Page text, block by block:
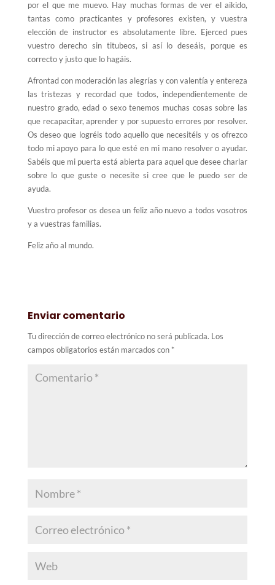
por el que me muevo. Hay muchas formas de ver el aikido,
tantas como practicantes y profesores existen, y vuestra
elección de instructor es absolutamente libre. Ejerced pues
vuestro derecho sin titubeos, si así lo deseáis, porque es
correcto y justo que lo hagáis.
Afrontad con moderación las alegrías y con valentía y entereza
las tristezas y recordad que todos, independientemente de
nuestro grado, edad o sexo tenemos muchas cosas sobre las
que recapacitar, aprender y por supuesto errores por resolver.
Os deseo que logréis todo aquello que necesitéis y os ofrezco
todo mi apoyo para lo que esté en mi mano resolver o ayudar.
Sabéis que mi puerta está abierta para aquel que desee charlar
sobre lo que guste o necesite si cree que le puedo ser de
ayuda.
Vuestro profesor os desea un feliz año nuevo a todos vosotros
y a vuestras familias.
Feliz año al mundo.
Enviar comentario
Tu dirección de correo electrónico no será publicada. Los
campos obligatorios están marcados con *